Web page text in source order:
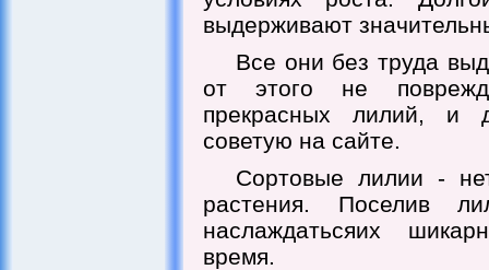
выдерживают
Все они без труда
от этого не
прекрасных лилий, и
советую на сайте.
Сортовые лилии -
растения. Поселив
наслаждатьсяих
время.